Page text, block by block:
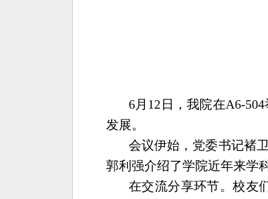
6月12日，我院在A6-
发展。
会议伊始，党委书记褚
郭利强介绍了学院近年来学
在交流分享环节。校友